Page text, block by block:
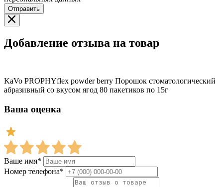
Отправить
Добавление отзыва на товар
KaVo PROPHYflex powder berry Порошок стоматологический
абразивный со вкусом ягод 80 пакетиков по 15г
Ваша оценка
Ваше имя*
Номер телефона*